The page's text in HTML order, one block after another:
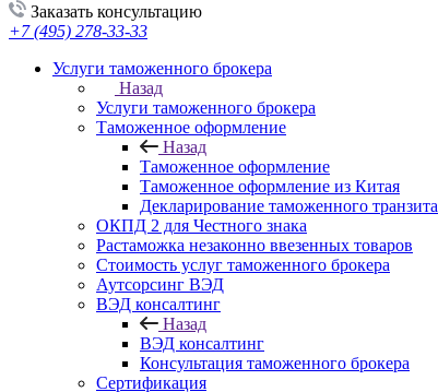
Заказать консультацию
+7 (495) 278-33-33
Услуги таможенного брокера
Назад
Услуги таможенного брокера
Таможенное оформление
Назад
Таможенное оформление
Таможенное оформление из Китая
Декларирование таможенного транзита
ОКПД 2 для Честного знака
Растаможка незаконно ввезенных товаров
Стоимость услуг таможенного брокера
Аутсорсинг ВЭД
ВЭД консалтинг
Назад
ВЭД консалтинг
Консультация таможенного брокера
Сертификация